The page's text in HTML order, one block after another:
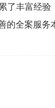
了丰富经
的全案服